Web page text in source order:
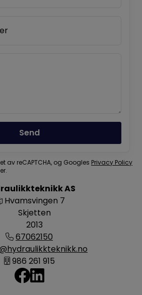
AS
Hvamsvingen 7
Skjetten
2013
67062150
986 261 915
Send
av reCAPTCHA, og Googles Privacy Policy